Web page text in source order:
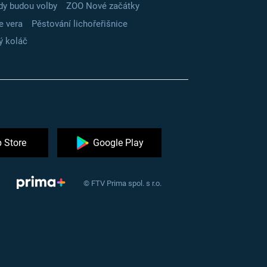
budou volby
ZOO Nové začátky
vera
Pěstování lichořeřišnice
koláč
Store Google Play
© FTV Prima spol. s r.o.